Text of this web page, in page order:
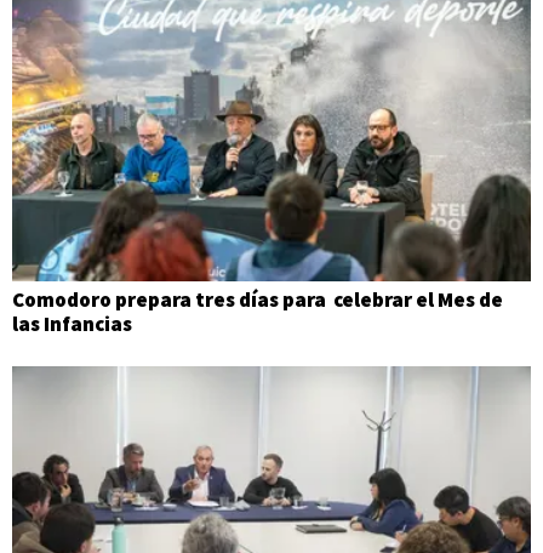
Comodoro prepara tres días para celebrar el Mes de
las Infancias